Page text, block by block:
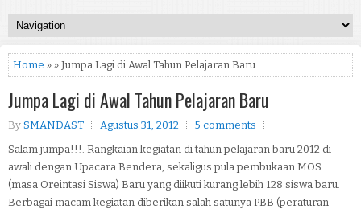
Home » » Jumpa Lagi di Awal Tahun Pelajaran Baru
Jumpa Lagi di Awal Tahun Pelajaran Baru
By SMANDAST Agustus 31, 2012
5 comments
Salam jumpa!!!. Rangkaian kegiatan di tahun pelajaran baru 2012 di
awali dengan Upacara Bendera, sekaligus pula pembukaan MOS
(masa Oreintasi Siswa) Baru yang diikuti kurang lebih 128 siswa baru.
Berbagai macam kegiatan diberikan salah satunya PBB (peraturan